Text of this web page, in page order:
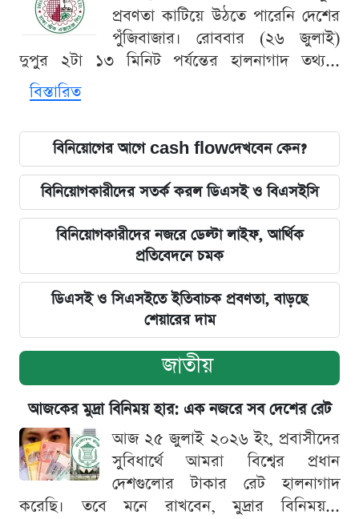
প্রবণতা কাটিয়ে উঠতে পারেনি দেশের
পুঁজিবাজার। রোববার (২৬ জুলাই)
দুপুর ২টা ১৩ মিনিট পর্যন্তের হালনাগাদ তথ্য...
বিস্তারিত
বিনিয়োগের আগে cash flowদেখবেন কেন?
বিনিয়োগকারীদের সতর্ক করল ডিএসই ও বিএসইসি
বিনিয়োগকারীদের নজরে ডেল্টা লাইফ, আর্থিক
প্রতিবেদনে চমক
ডিএসই ও সিএসইতে ইতিবাচক প্রবণতা, বাড়ছে
শেয়ারের দাম
জাতীয়
আজকের মুদ্রা বিনিময় হার: এক নজরে সব দেশের রেট
আজ ২৫ জুলাই ২০২৬ ইং, প্রবাসীদের
সুবিধার্থে আমরা বিশ্বের প্রধান
দেশগুলোর টাকার রেট হালনাগাদ
করেছি। তবে মনে রাখবেন, মুদ্রার বিনিময়...